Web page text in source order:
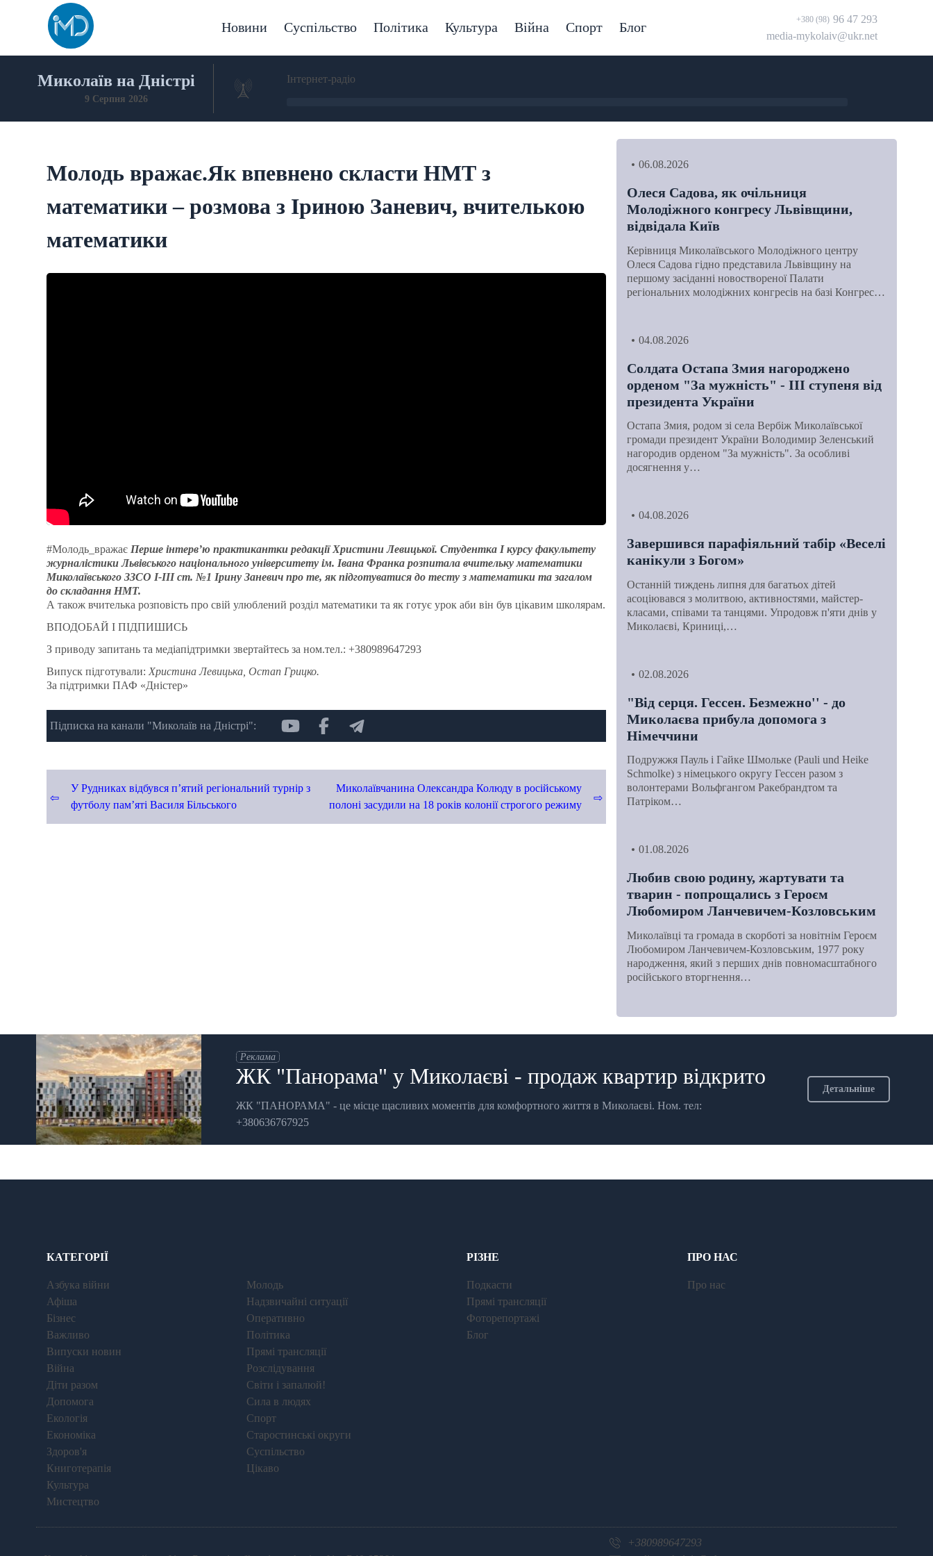
Новини Суспільство Політика Культура Війна Спорт Блог +380 (98) 96 47 293
media-mykolaiv@ukr.net
Миколаїв на Дністрі
9 Серпня 2026
Інтернет-радіо
Молодь вражає.Як впевнено скласти НМТ з
математики – розмова з Іриною Заневич, вчителькою
математики
#Молодь_вражає Перше інтерв’ю практикантки редакції Христини Левицької. Студентка І курсу факультету
журналістики Львівського національного університету ім. Івана Франка розпитала вчительку математики
Миколаївського ЗЗСО І-ІІІ ст. №1 Ірину Заневич про те, як підготуватися до тесту з математики та загалом
до складання НМТ.
А також вчителька розповість про свій улюблений розділ математики та як готує урок аби він був цікавим школярам.
ВПОДОБАЙ І ПІДПИШИСЬ
З приводу запитань та медіапідтримки звертайтесь за ном.тел.: +380989647293
Випуск підготували: Христина Левицька, Остап Грицко.
За підтримки ПАФ «Дністер»
Підписка на канали "Миколаїв на Дністрі":
Навігація
записів
У Рудниках відбувся п’ятий регіональний турнір з
футболу пам’яті Василя Більського
Миколаївчанина Олександра Колюду в російському
полоні засудили на 18 років колонії строгого режиму
06.08.2026
Олеся Садова, як очільниця
Молодіжного конгресу Львівщини,
відвідала Київ
Керівниця Миколаївського Молодіжного центру
Олеся Садова гідно представила Львівщину на
першому засіданні новоствореної Палати
регіональних молодіжних конгресів на базі Конгрес…
04.08.2026
Солдата Остапа Змия нагороджено
орденом "За мужність" - ІІІ ступеня від
президента України
Остапа Змия, родом зі села Вербіж Миколаївської
громади президент України Володимир Зеленський
нагородив орденом "За мужність". За особливі
досягнення у…
04.08.2026
Завершився парафіяльний табір «Веселі
канікули з Богом»
Останній тиждень липня для багатьох дітей
асоціювався з молитвою, активностями, майстер-
класами, співами та танцями. Упродовж п'яти днів у
Миколаєві, Криниці,…
02.08.2026
"Від серця. Гессен. Безмежно'' - до
Миколаєва прибула допомога з
Німеччини
Подружжя Пауль і Гайке Шмольке (Pauli und Heike
Schmolke) з німецького округу Гессен разом з
волонтерами Вольфгангом Ракебрандтом та
Патріком…
01.08.2026
Любив свою родину, жартувати та
тварин - попрощались з Героєм
Любомиром Ланчевичем-Козловським
Миколаївці та громада в скорботі за новітнім Героєм
Любомиром Ланчевичем-Козловським, 1977 року
народження, який з перших днів повномасштабного
російського вторгнення…
Реклама
ЖК "Панорама" у Миколаєві - продаж квартир відкрито
ЖК "ПАНОРАМА" - це місце щасливих моментів для комфортного життя в Миколаєві. Ном. тел:
+380636767925
Детальніше
КАТЕГОРІЇ
Азбука війни
Афіша
Бізнес
Важливо
Випуски новин
Війна
Діти разом
Допомога
Екологія
Економіка
Здоров'я
Книготерапія
Культура
Мистецтво
Молодь
Надзвичайні ситуації
Оперативно
Політика
Прямі трансляції
Розслідування
Світи і запалюй!
Сила в людях
Спорт
Старостинські округи
Суспільство
Цікаво
РІЗНЕ
Подкасти
Прямі трансляції
Фоторепортажі
Блог
ПРО НАС
Про нас
+380989647293